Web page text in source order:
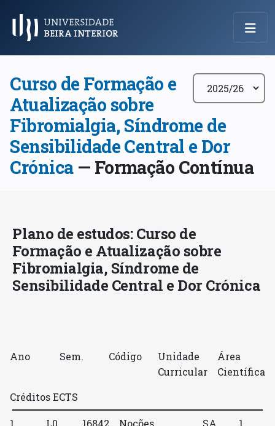
Menu Principal
Curso de Formação e
Atualização sobre
Fibromialgia, Síndrome de
Sensibilidade Central e Dor
Crónica— Formação Contínua
Plano de estudos: Curso de
Formação e Atualização sobre
Fibromialgia, Síndrome de
Sensibilidade Central e Dor Crónica
Ano Sem. Código
Unidade
Curricular
Área
Científica
Créditos ECTS